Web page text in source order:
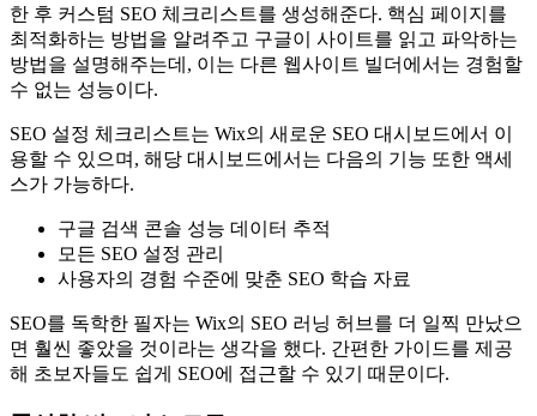
한 후 커스텀 SEO 체크리스트를 생성해준다. 핵심 페이지를
최적화하는 방법을 알려주고 구글이 사이트를 읽고 파악하는
방법을 설명해주는데, 이는 다른 웹사이트 빌더에서는 경험할
수 없는 성능이다.
SEO 설정 체크리스트는 Wix의 새로운 SEO 대시보드에서 이
용할 수 있으며, 해당 대시보드에서는 다음의 기능 또한 액세
스가 가능하다.
구글 검색 콘솔 성능 데이터 추적
모든 SEO 설정 관리
사용자의 경험 수준에 맞춘 SEO 학습 자료
SEO를 독학한 필자는 Wix의 SEO 러닝 허브를 더 일찍 만났으
면 훨씬 좋았을 것이라는 생각을 했다. 간편한 가이드를 제공
해 초보자들도 쉽게 SEO에 접근할 수 있기 때문이다.